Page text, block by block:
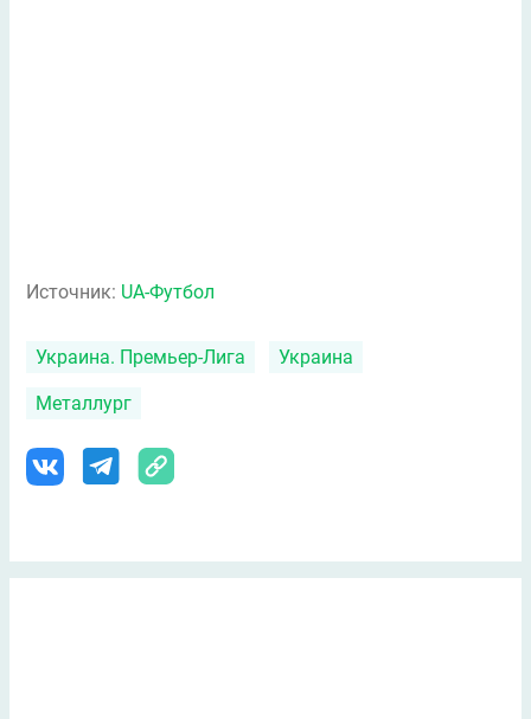
Источник: UA-Футбол
Украина. Премьер-Лига Украина
Металлург